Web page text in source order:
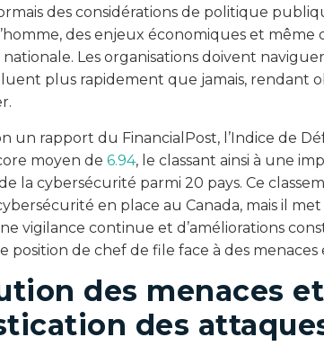
des considérations de politique
des enjeux économiques et même
Les organisations doivent
plus rapidement que jamais, rendant
un rapport du FinancialPost, l’Indice de
moyen de 6.94, le classant ainsi à une
la cybersécurité parmi 20 pays. Ce
en place au Canada, mais il
vigilance continue et d’améliorations
position de chef de file face à des
des menaces
des